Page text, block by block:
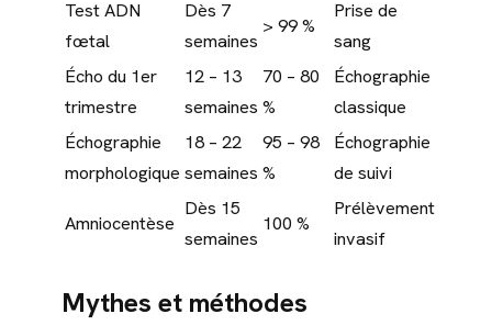
Test ADN
fœtal
Dès 7
semaines
> 99 %
Prise de
sang
Écho du 1er
trimestre
12 – 13
semaines
70 – 80
%
Échographie
classique
Échographie
morphologique
18 – 22
semaines
95 – 98
%
Échographie
de suivi
Amniocentèse
Dès 15
semaines
100 %
Prélèvement
invasif
Mythes et méthodes